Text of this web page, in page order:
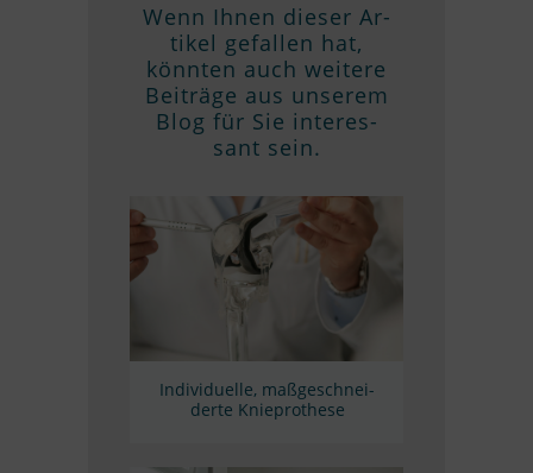
Wenn Ih­nen die­ser Ar­
ti­kel ge­fal­len hat,
könn­ten auch wei­tere
Bei­träge aus un­se­rem
Blog für Sie in­ter­es­
sant sein.
In­di­vi­du­elle, maß­ge­schnei­
derte Knieprothese